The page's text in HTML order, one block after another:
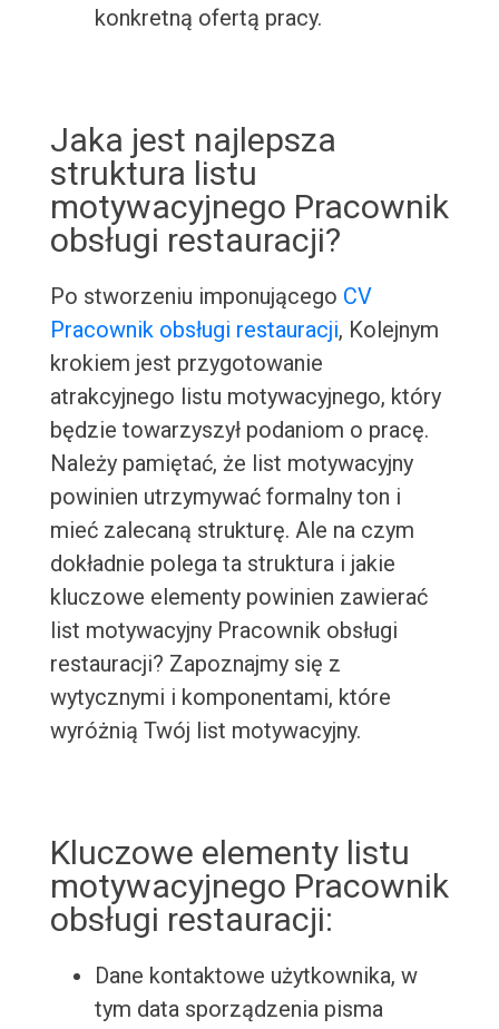
konkretną ofertą pracy.
Jaka jest najlepsza
struktura listu
motywacyjnego Pracownik
obsługi restauracji?
Po stworzeniu imponującego CV
Pracownik obsługi restauracji, Kolejnym
krokiem jest przygotowanie
atrakcyjnego listu motywacyjnego, który
będzie towarzyszył podaniom o pracę.
Należy pamiętać, że list motywacyjny
powinien utrzymywać formalny ton i
mieć zalecaną strukturę. Ale na czym
dokładnie polega ta struktura i jakie
kluczowe elementy powinien zawierać
list motywacyjny Pracownik obsługi
restauracji? Zapoznajmy się z
wytycznymi i komponentami, które
wyróżnią Twój list motywacyjny.
Kluczowe elementy listu
motywacyjnego Pracownik
obsługi restauracji:
Dane kontaktowe użytkownika, w
tym data sporządzenia pisma